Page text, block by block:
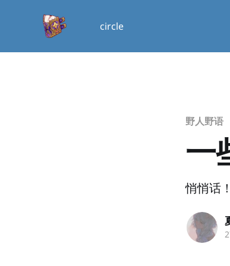
circle
野人野语
一
悄悄话